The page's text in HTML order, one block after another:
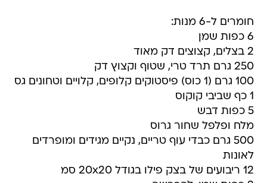
חומרים ל-6 מנות:
6 כפות שמן
2 בצלים, קצוצים דק מאוד
250 גרם תרד טרי, שטוף וקצוץ דק
100 גרם (1 כוס) פיסטוקים קלופים, קלויים וטחונים גס
1 כף שביבי קוקוס
5 כפות דבש
מלח ופלפל שחור גרוס
500 גרם כבדי עוף טריים, נקיים מגידים ומופרדים
לאונות
12 ריבועים של בצק פילו בגודל 20x20 סמ